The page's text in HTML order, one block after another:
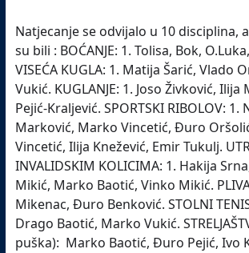
Natjecanje se odvijalo u 10 disciplina,
su bili : BOĆANJE: 1. Tolisa, Bok,
VISEĆA KUGLA: 1. Matija Šarić, Vlado
Vukić. KUGLANJE: 1. Joso Živković,
Pejić-Kraljević. SPORTSKI RIBOLOV: 1.
Marković, Marko Vincetić, Đuro
Vincetić, Ilija Knežević, Emir Tukulj.
INVALIDSKIM KOLICIMA: 1. Hakija
Mikić, Marko Baotić, Vinko Mikić.
Mikenac, Đuro Benković. STOLNI
Drago Baotić, Marko Vukić.
puška): Marko Baotić, Đuro Pejić, Ivo